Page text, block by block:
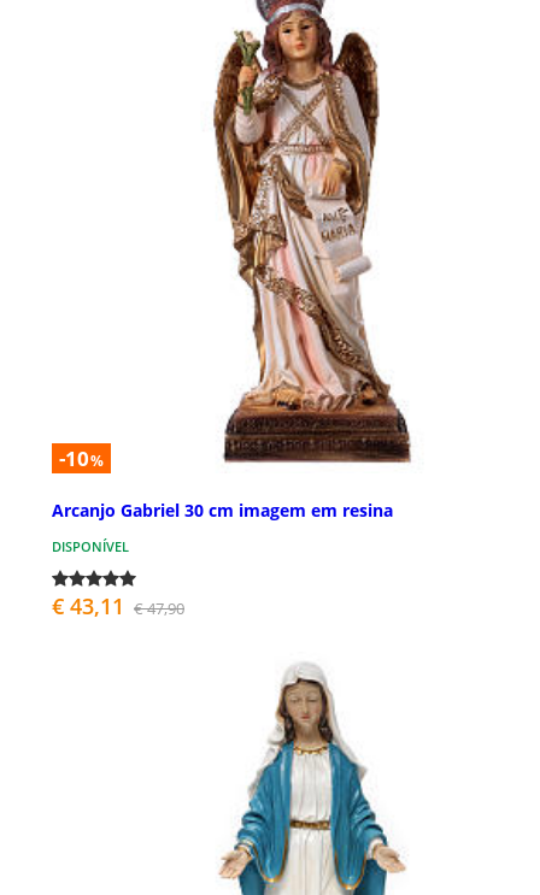
-10%
Arcanjo Gabriel 30 cm imagem em resina
DISPONÍVEL
€ 43,11 € 47,90